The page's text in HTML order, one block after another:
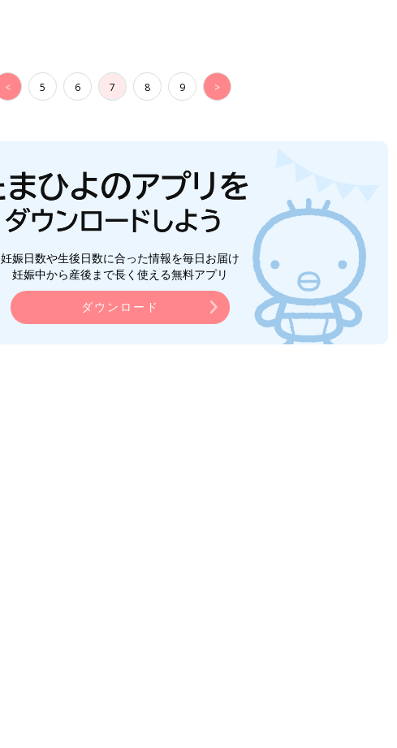
< 5 6 7 8 9 >
妊娠日数や生後日数に合った情報を毎日お届け
妊娠中から産後まで長く使える無料アプリ
ダウンロード